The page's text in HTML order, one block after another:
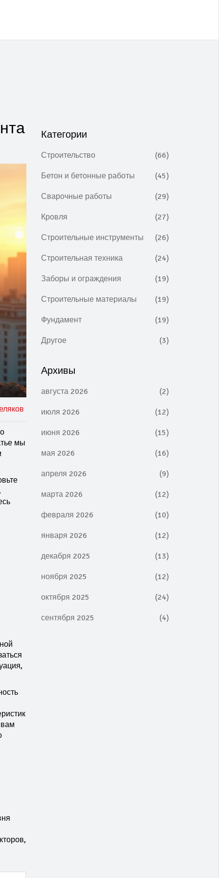
мы
Категории
Строительство (66)
Бетон и бетонные работы (45)
Сварочные работы (29)
Кровля (27)
Строительные инструменты (26)
Строительная техника (24)
Заборы и ограждения (19)
Строительные материалы (19)
Фундамент (19)
Другое (3)
Архивы
августа 2026 (2)
июля 2026 (12)
июня 2026 (15)
мая 2026 (16)
апреля 2026 (9)
марта 2026 (12)
февраля 2026 (10)
января 2026 (12)
декабря 2025 (13)
ноября 2025 (12)
октября 2025 (24)
сентября 2025 (4)